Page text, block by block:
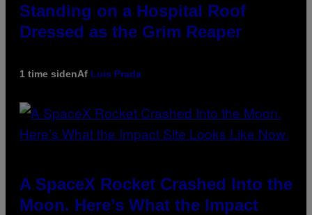
Standing on a Hospital Roof
Dressed as the Grim Reaper
1 time sidenAf Luis Prada
A SpaceX Rocket Crashed Into the
Moon. Here’s What the Impact